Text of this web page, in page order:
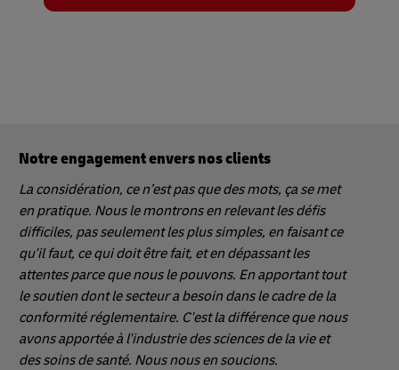
Notre engagement envers nos clients
La considération, ce n’est pas que des mots, ça se met
en pratique. Nous le montrons en relevant les défis
difficiles, pas seulement les plus simples, en faisant ce
qu'il faut, ce qui doit être fait, et en dépassant les
attentes parce que nous le pouvons. En apportant tout
le soutien dont le secteur a besoin dans le cadre de la
conformité réglementaire. C'est la différence que nous
avons apportée à l'industrie des sciences de la vie et
des soins de santé. Nous nous en soucions.